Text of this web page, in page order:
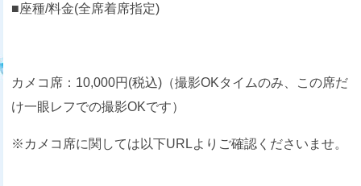
■座種/料金(全席着席指定)
カメコ席：10,000円(税込)（撮影OKタイムのみ、この席だ
け一眼レフでの撮影OKです）
※カメコ席に関しては以下URLよりご確認くださいませ。